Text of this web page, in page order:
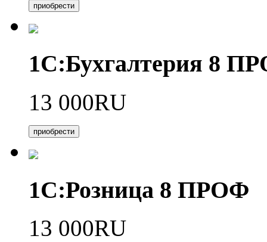
приобрести
1С:Бухгалтерия 8
13 000RU
приобрести
1С:Розница 8 ПРОФ
13 000RU